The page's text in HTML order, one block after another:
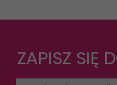
ZAPISZ SIĘ